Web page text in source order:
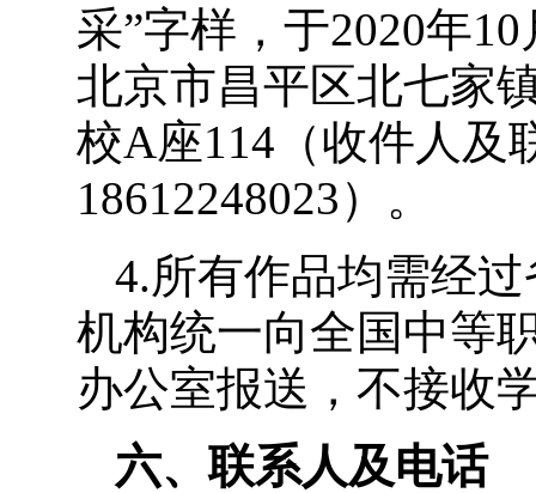
采”字样，于2020年
北京市昌平区北七家
校A座114（收件人及
18612248023）。
4.所有作品均需经
机构统一向全国中等
办公室报送，不接收
六、联系人及电话